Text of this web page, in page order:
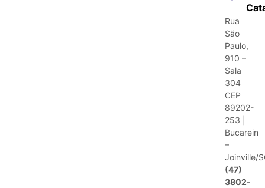
Rua
São
Paulo,
910 –
Sala
304
CEP
89202-
253 |
Bucarein
–
Joinville/
(47)
3802-